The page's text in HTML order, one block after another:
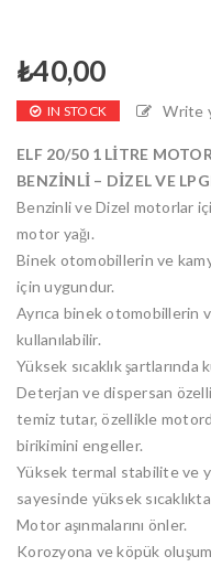
₺40,00
IN STOCK Write
ELF 20/50 1 LİTRE
BENZİNLİ – DİZEL VE
Benzinli ve Dizel motorlar
motor yağı.
Binek otomobillerin ve
için uygundur.
Ayrıca binek otomobillerin
kullanılabilir.
Yüksek sıcaklık şartlarında
Deterjan ve dispersan
temiz tutar, özellikle
birikimini engeller.
Yüksek termal stabilite ve
sayesinde yüksek
Motor aşınmalarını önler.
Korozyona ve köpük